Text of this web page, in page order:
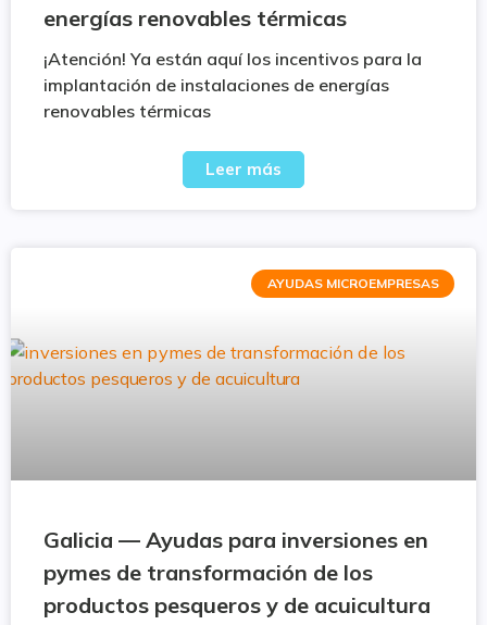
energías renovables térmicas
¡Atención! Ya están aquí los incentivos para la
implantación de instalaciones de energías
renovables térmicas
Leer más
AYUDAS MICROEMPRESAS
Galicia — Ayudas para inversiones en
pymes de transformación de los
productos pesqueros y de acuicultura